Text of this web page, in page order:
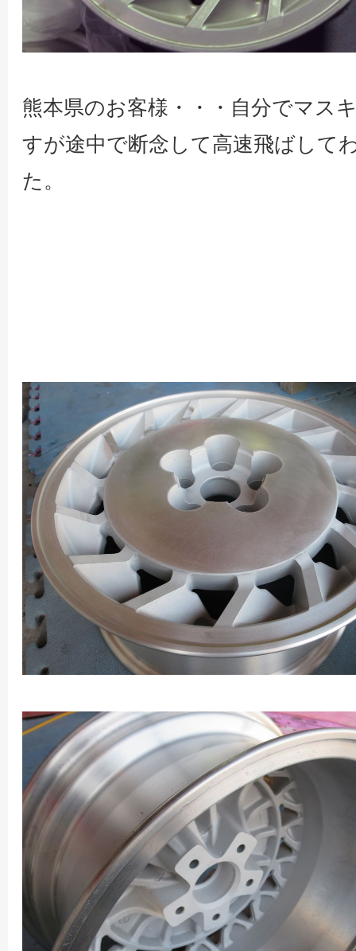
熊本県のお客様・・・自分でマス
すが途中で断念して高速飛ばして
た。